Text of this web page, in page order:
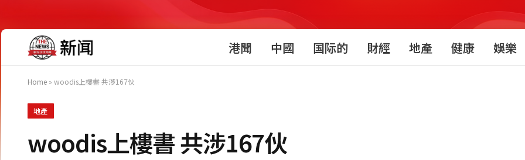
港聞 中國 国际的 財經 地產 健康 娛樂
Home » woodis上樓書 共涉167伙
地產
woodis上樓書 共涉167伙